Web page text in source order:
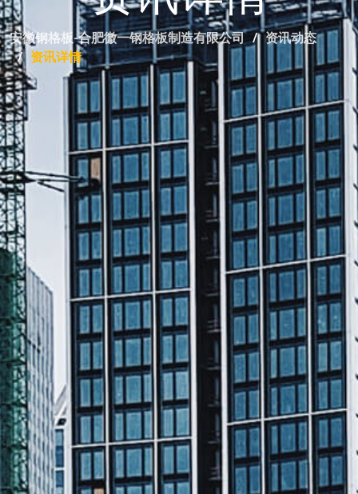
安徽钢格板-合肥徽一钢格板制造有限公司
资讯动态
资讯详情